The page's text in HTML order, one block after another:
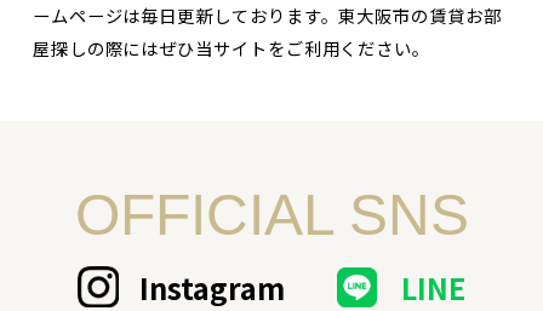
ームページは毎日更新しております。東大阪市の賃貸お部
屋探しの際にはぜひ当サイトをご利用ください。
OFFICIAL SNS
Instagram LINE